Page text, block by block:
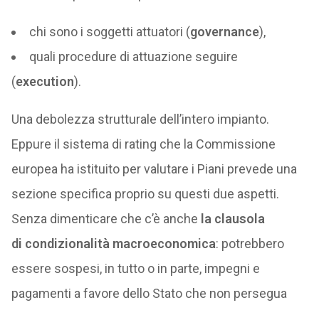
chi sono i soggetti attuatori (governance),
quali procedure di attuazione seguire
(execution).
Una debolezza strutturale dell’intero impianto.
Eppure il sistema di rating che la Commissione
europea ha istituito per valutare i Piani prevede una
sezione specifica proprio su questi due aspetti.
Senza dimenticare che c’è anche la clausola
di condizionalità macroeconomica: potrebbero
essere sospesi, in tutto o in parte, impegni e
pagamenti a favore dello Stato che non persegua